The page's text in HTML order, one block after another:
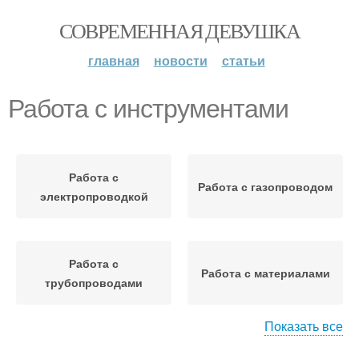
СОВРЕМЕННАЯ ДЕВУШКА
главная новости статьи
Работа с инструментами
Работа с
электропроводкой
Работа с газопроводом
Работа с
трубопроводами
Работа с материалами
Показать все